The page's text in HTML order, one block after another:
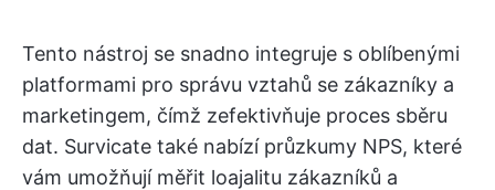
Tento nástroj se snadno integruje s oblíbenými
platformami pro správu vztahů se zákazníky a
marketingem, čímž zefektivňuje proces sběru
dat. Survicate také nabízí průzkumy NPS, které
vám umožňují měřit loajalitu zákazníků a